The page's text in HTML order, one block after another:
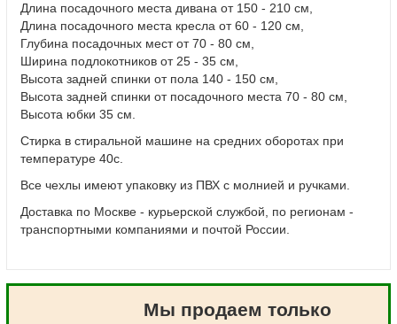
Длина посадочного места дивана от 150 - 210 см,
Длина посадочного места кресла от 60 - 120 см,
Глубина посадочных мест от 70 - 80 см,
Ширина подлокотников от 25 - 35 см,
Высота задней спинки от пола 140 - 150 см,
Высота задней спинки от посадочного места 70 - 80 см,
Высота юбки 35 см.
Стирка в стиральной машине на средних оборотах при
температуре 40с.
Все чехлы имеют упаковку из ПВХ с молнией и ручками.
Доставка по Москве - курьерской службой, по регионам -
транспортными компаниями и почтой России.
Мы продаем только